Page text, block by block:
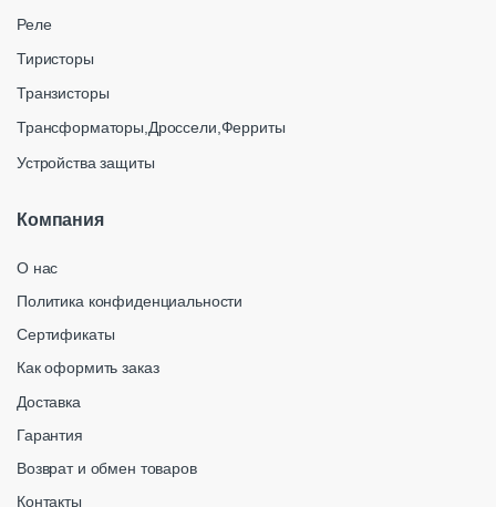
Реле
Тиристоры
Транзисторы
Трансформаторы,Дроссели,Ферриты
Устройства защиты
Компания
О нас
Политика конфиденциальности
Сертификаты
Как оформить заказ
Доставка
Гарантия
Возврат и обмен товаров
Контакты